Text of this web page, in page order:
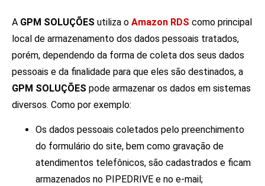
A GPM SOLUÇÕES utiliza o Amazon RDS como principal
local de armazenamento dos dados pessoais tratados,
porém, dependendo da forma de coleta dos seus dados
pessoais e da finalidade para que eles são destinados, a
GPM SOLUÇÕES pode armazenar os dados em sistemas
diversos. Como por exemplo:
Os dados pessoais coletados pelo preenchimento
do formulário do site, bem como gravação de
atendimentos telefônicos, são cadastrados e ficam
armazenados no PIPEDRIVE e no e-mail;